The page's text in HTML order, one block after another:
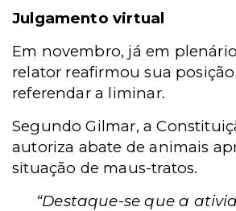
Julgamento virtual
Em novembro, já em
relator reafirmou sua
referendar a liminar.
Segundo Gilmar, a
autoriza abate de animais
situação de maus-tratos.
“Destaque-se que a